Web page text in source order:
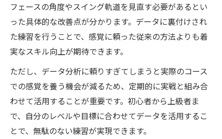
フェースの角度やスイング軌道を見直す必要があるとい
った具体的な改善点が分かります。データに裏付けされ
た練習を行うことで、感覚に頼った従来の方法よりも着
実なスキル向上が期待できます。
ただし、データ分析に頼りすぎてしまうと実際のコース
での感覚を養う機会が減るため、定期的に実戦と組み合
わせて活用することが重要です。初心者から上級者ま
で、自分のレベルや目標に合わせてデータを活用するこ
とで、無駄のない練習が実現できます。